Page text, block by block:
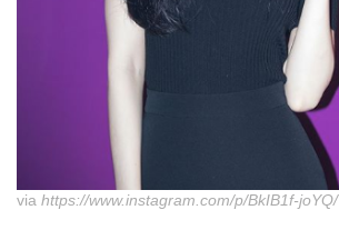
via https://www.instagram.com/p/BkIB1f-joYQ/